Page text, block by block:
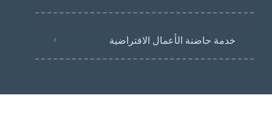
خدمة حاضنة الأعمال الافتراضية